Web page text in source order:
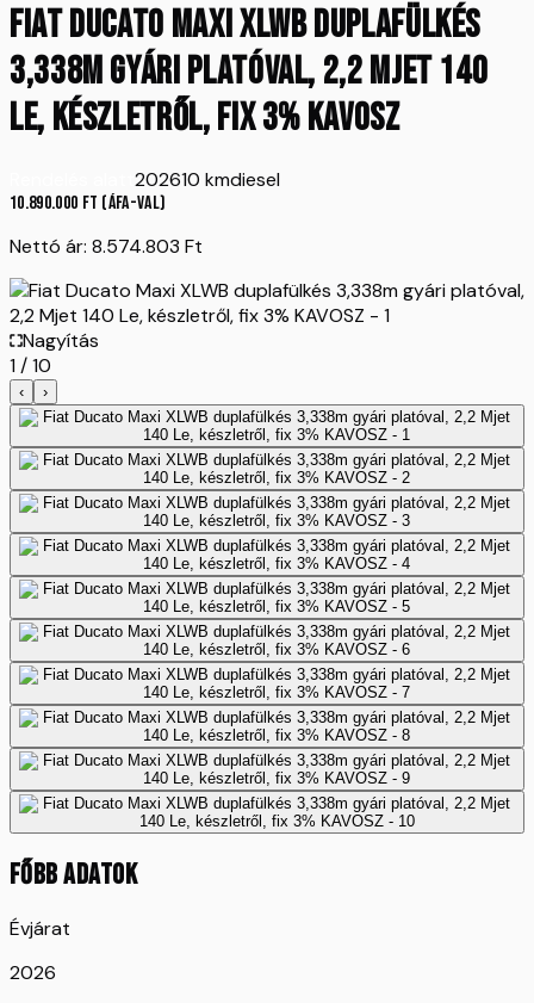
Fiat Ducato Maxi XLWB duplafülkés
3,338m gyári platóval, 2,2 Mjet 140
Le, készletről, fix 3% KAVOSZ
202610 kmdiesel
10.890.000 Ft (ÁFA-val)
Nettó ár: 8.574.803 Ft
Nagyítás
1/10
‹ ›
FŐBB ADATOK
Évjárat
2026